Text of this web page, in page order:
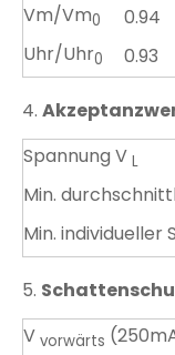
Vm/Vm0 0.94
Uhr/Uhr0 0.93
4.
Spannung V L
Min.
Min. individueller
5.
V vorwärts